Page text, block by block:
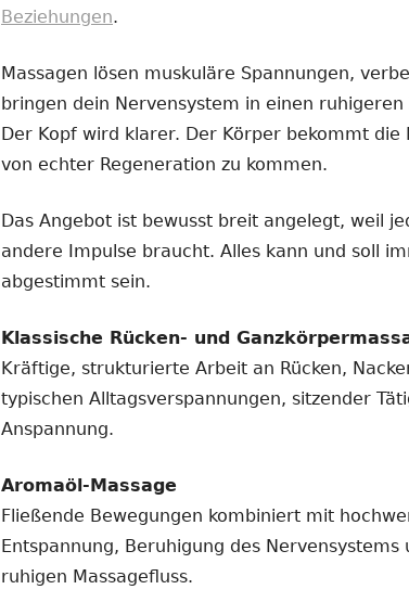
Beziehungen.
Massagen lösen muskuläre Spannungen,
bringen dein Nervensystem in einen
Der Kopf wird klarer. Der Körper bekommt die
von echter Regeneration zu kommen.
Das Angebot ist bewusst breit angelegt, weil
andere Impulse braucht. Alles kann und soll
abgestimmt sein.
Klassische Rücken- und
Kräftige, strukturierte Arbeit an Rücken,
typischen Alltagsverspannungen, sitzender
Anspannung.
Aromaöl-Massage
Fließende Bewegungen kombiniert mit
Entspannung, Beruhigung des
ruhigen Massagefluss.